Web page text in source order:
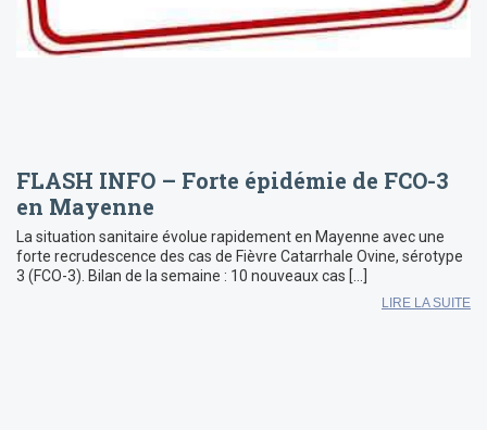
FLASH INFO – Forte épidémie de FCO-3
en Mayenne
La situation sanitaire évolue rapidement en Mayenne avec une
forte recrudescence des cas de Fièvre Catarrhale Ovine, sérotype
3 (FCO-3). Bilan de la semaine : 10 nouveaux cas […]
LIRE LA SUITE